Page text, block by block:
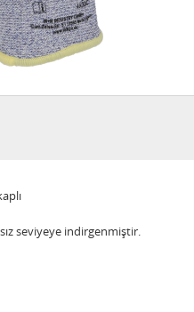
seviyeye indirgenmiştir.